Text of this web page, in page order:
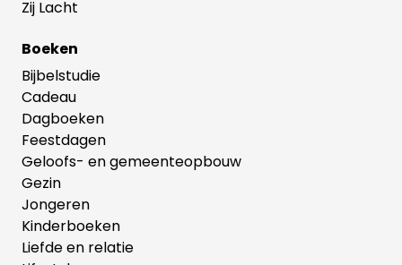
Zij Lacht
Boeken
Bijbelstudie
Cadeau
Dagboeken
Feestdagen
Geloofs- en gemeenteopbouw
Gezin
Jongeren
Kinderboeken
Liefde en relatie